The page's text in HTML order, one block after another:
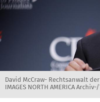
David McCraw- Rechtsanwalt
IMAGES NORTH AMERICA